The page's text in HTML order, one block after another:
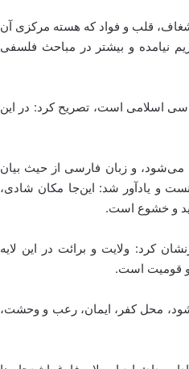
شغاف، قلب و فواد که هسته مرکزی آن
نیامده و بیشتر در مباحث فلسفی
اسلامی است، تصریح کرد: در این
می‌شود، و زبان فارسی از حیث بیان
و یادآور شد: این‌جا مکان شادی،
و خشوع است.
کرد: ولایت و برائت در این لایه
قومیت است.
محل کفر، ایمان، رعب و وحشت،